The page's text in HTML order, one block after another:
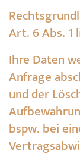
Art. 6 Abs. 1
Ihre Daten
Anfrage
und der
bspw. bei